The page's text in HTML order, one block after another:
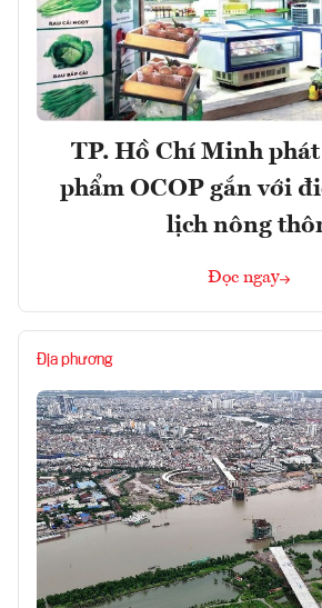
TP. Hồ Chí Minh
phẩm OCOP gắn với
lịch nông
Đọc ngay
Địa phương